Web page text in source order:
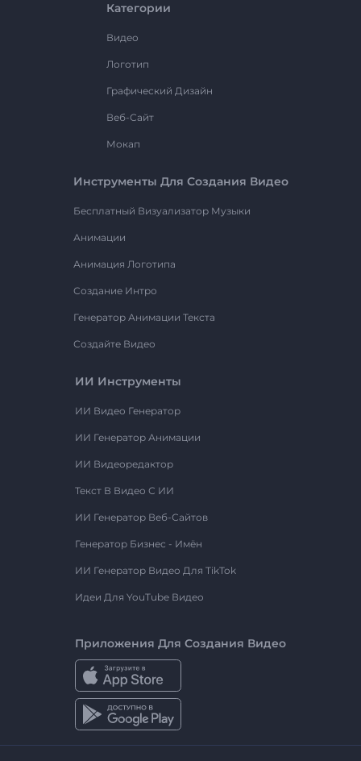
Категории
Видео
Логотип
Графический Дизайн
Веб-Сайт
Мокап
Инструменты Для Создания Видео
Бесплатный Визуализатор Музыки
Анимации
Анимация Логотипа
Создание Интро
Генератор Анимации Текста
Создайте Видео
ИИ Инструменты
ИИ Видео Генератор
ИИ Генератор Анимации
ИИ Видеоредактор
Текст В Видео С ИИ
ИИ Генератор Веб-Сайтов
Генератор Бизнес - Имён
ИИ Генератор Видео Для TikTok
Идеи Для YouTube Видео
Приложения Для Создания Видео